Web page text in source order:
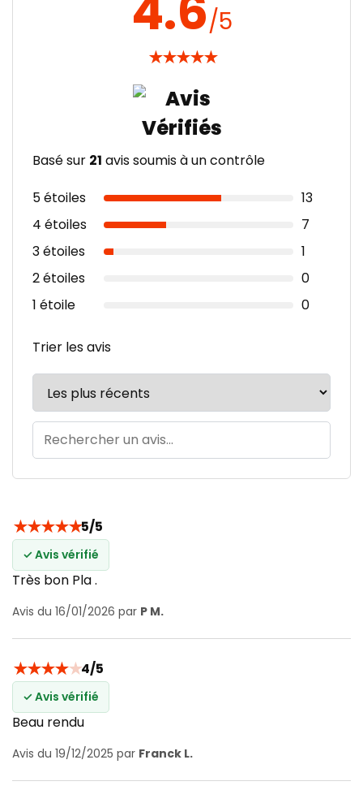
/5
★★★★★
Basé sur 21 avis soumis à un contrôle
5 étoiles
13
4 étoiles
7
3 étoiles
1
2 étoiles
0
1 étoile
0
Trier les avis
★★★★★5/5
✓ Avis vérifié
Très bon Pla .
Avis du 16/01/2026 par P M.
★★★★★4/5
✓ Avis vérifié
Beau rendu
Avis du 19/12/2025 par Franck L.